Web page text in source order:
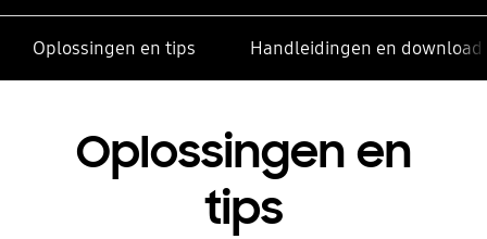
Oplossingen en tips Handleidingen en
Oplossingen en
tips